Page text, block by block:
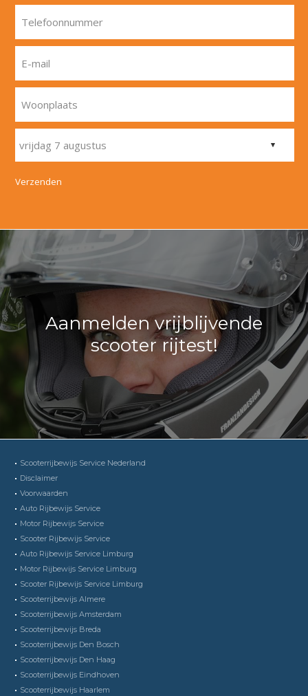
Telefoonnummer
E-mail
Woonplaats
Verzenden
Aanmelden vrijblijvende
scooter rijtest!
Scooterrijbewijs Service Nederland
Disclaimer
Voorwaarden
Auto Rijbewijs Service
Motor Rijbewijs Service
Scooter Rijbewijs Service
Auto Rijbewijs Service Limburg
Motor Rijbewijs Service Limburg
Scooter Rijbewijs Service Limburg
Scooterrijbewijs Almere
Scooterrijbewijs Amsterdam
Scooterrijbewijs Breda
Scooterrijbewijs Den Bosch
Scooterrijbewijs Den Haag
Scooterrijbewijs Eindhoven
Scooterrijbewijs Haarlem